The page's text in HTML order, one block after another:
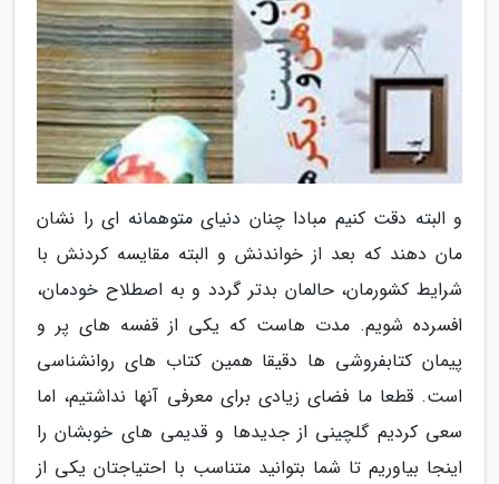
و البته دقت کنیم مبادا چنان دنیای متوهمانه ای را نشان
مان دهند که بعد از خواندنش و البته مقایسه کردنش با
شرایط کشورمان، حالمان بدتر گردد و به اصطلاح خودمان،
افسرده شویم. مدت هاست که یکی از قفسه های پر و
پیمان کتابفروشی ها دقیقا همین کتاب های روانشناسی
است. قطعا ما فضای زیادی برای معرفی آنها نداشتیم، اما
سعی کردیم گلچینی از جدیدها و قدیمی های خوبشان را
اینجا بیاوریم تا شما بتوانید متناسب با احتیاجتان یکی از